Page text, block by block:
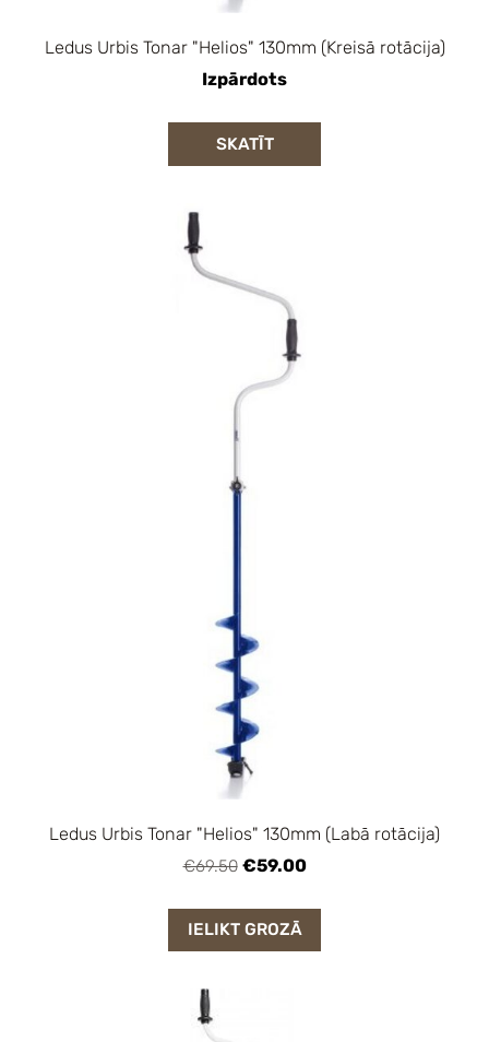
Ledus Urbis Tonar "Helios" 130mm (Kreisā rotācija)
Izpārdots
SKATĪT
Ledus Urbis Tonar "Helios" 130mm (Labā rotācija)
€69.50 €59.00
IELIKT GROZĀ